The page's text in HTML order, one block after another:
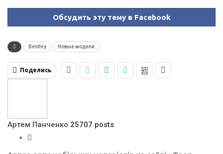
Обсудить эту тему в Facebook
Bentley Новые модели
Поделись
Артем Панченко 25707 posts